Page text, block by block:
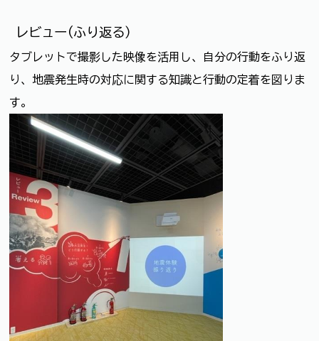
レビュー(ふり返る）
タブレットで撮影した映像を活用し、自分の行動をふり返
り、地震発生時の対応に関する知識と行動の定着を図りま
す。